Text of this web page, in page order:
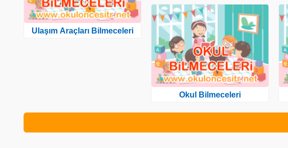
Ulaşım Araçları Bilmeceleri
Okul Bilmeceleri